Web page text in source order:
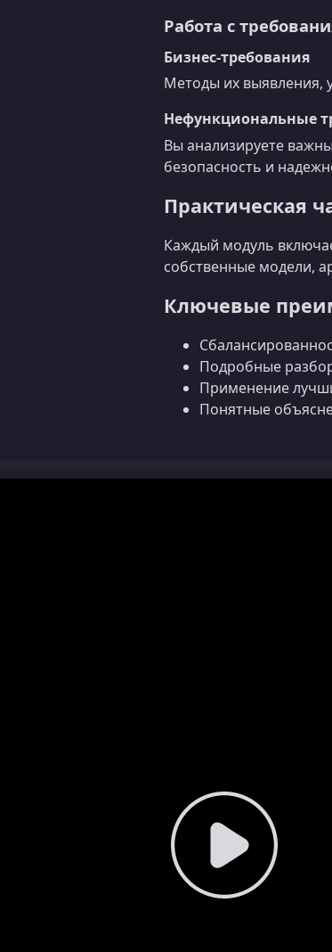
Работа с
Бизнес‑требования
Методы их выявления,
Нефункциональные
Вы анализируете
безопасность и
Практическая
Каждый модуль
собственные модели,
Ключевые
Подробные
Применение
Понятные